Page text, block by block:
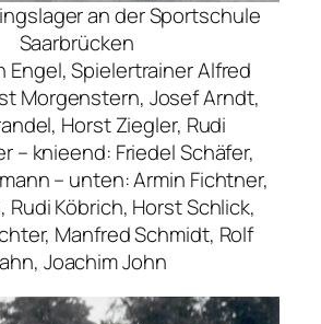
an der Sportschule
Saarbrücken
Engel, Spielertrainer Alfred
Morgenstern, Josef Arndt,
Horst Ziegler, Rudi
– knieend: Friedel Schäfer,
– unten: Armin Fichtner,
Rudi Köbrich, Horst Schlick,
Manfred Schmidt, Rolf
Joachim John